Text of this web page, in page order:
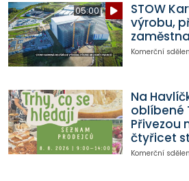
05:00
STOW
výrobu,
Komerční
Na
oblíbené
Přivezou
čtyřicet
Komerční